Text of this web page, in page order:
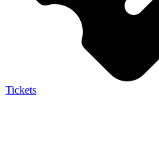
Tickets